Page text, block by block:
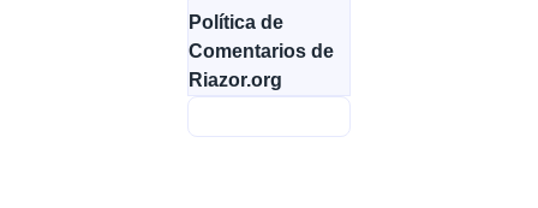
Política de
Comentarios de
Riazor.org